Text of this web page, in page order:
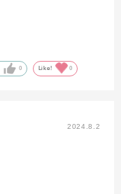
0 Like! 0
2024.8.2